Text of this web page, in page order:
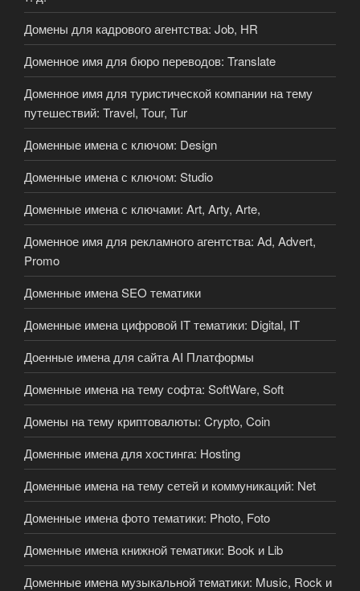
Домены для кадрового агентства: Job, HR
Доменное имя для бюро переводов: Translate
Доменное имя для туристической компании на тему
путешествий: Travel, Tour, Tur
Доменные имена с ключом: Design
Доменные имена с ключом: Studio
Доменные имена с ключами: Art, Arty, Arte,
Доменное имя для рекламного агентства: Ad, Advert,
Promo
Доменные имена SEO тематики
Доменные имена цифровой IT тематики: Digital, IT
Доенные имена для сайта AI Платформы
Доменные имена на тему софта: SoftWare, Soft
Домены на тему криптовалюты: Crypto, Coin
Доменные имена для хостинга: Hosting
Доменные имена на тему сетей и коммуникаций: Net
Доменные имена фото тематики: Photo, Foto
Доменные имена книжной тематики: Book и Lib
Доменные имена музыкальной тематики: Music, Rock и